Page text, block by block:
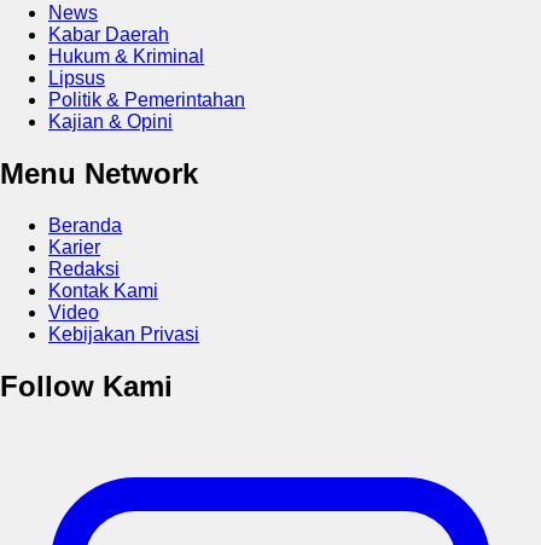
News
Kabar Daerah
Hukum & Kriminal
Lipsus
Politik & Pemerintahan
Kajian & Opini
Menu Network
Beranda
Karier
Redaksi
Kontak Kami
Video
Kebijakan Privasi
Follow Kami